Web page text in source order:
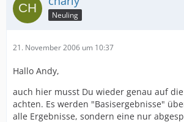
Neuling
21. November 2006 um 10:37
Hallo Andy,
auch hier musst Du wieder genau auf
achten. Es werden "Basisergebnisse"
alle Ergebnisse, sondern eine nur